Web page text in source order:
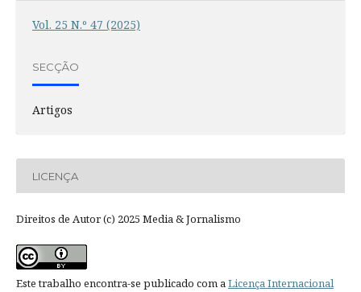
Vol. 25 N.º 47 (2025)
SECÇÃO
Artigos
LICENÇA
Direitos de Autor (c) 2025 Media & Jornalismo
Este trabalho encontra-se publicado com aLicença Internacional